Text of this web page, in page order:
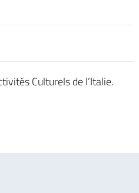
Culturels de l’Italie.